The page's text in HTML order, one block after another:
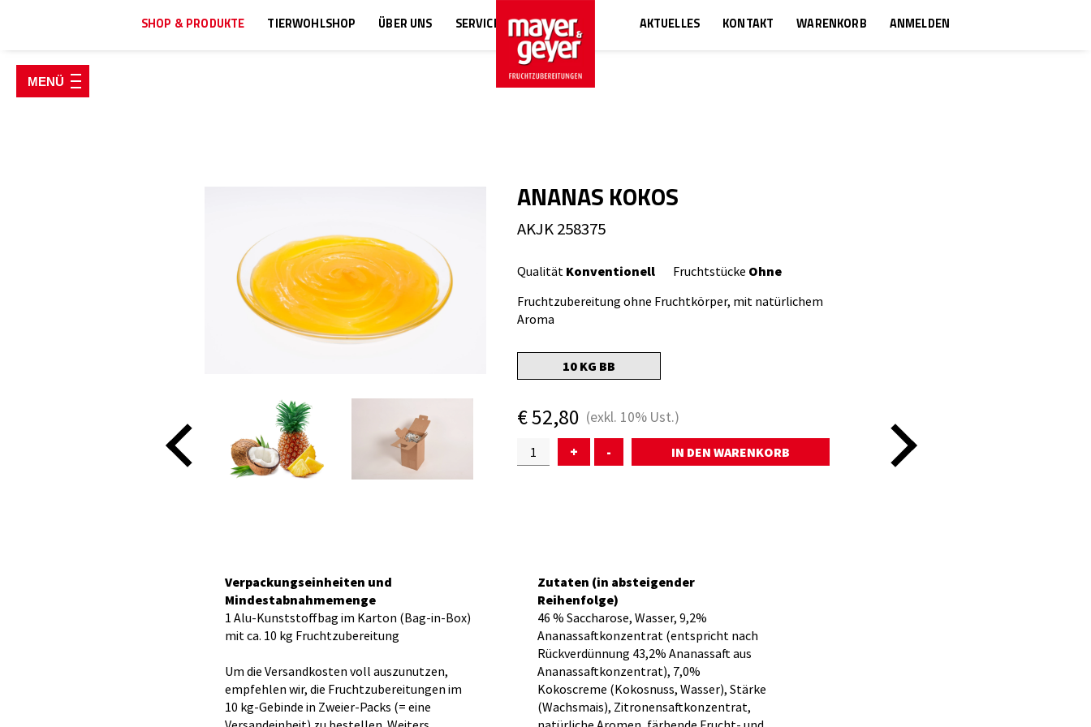
SHOP & PRODUKTE TIERWOHLSHOP ÜBER UNS SERVICE AKTUELLES KONTAKT WARENKORB ANMELDEN
ANANAS KOKOS
AKJK 258375
Qualität Konventionell Fruchtstücke Ohne
Fruchtzubereitung ohne Fruchtkörper, mit natürlichem
Aroma
10 KG BB
€52,80 (exkl. 10% Ust.)
+
-
Verpackungseinheiten und
Mindestabnahmemenge
1 Alu-Kunststoffbag im Karton (Bag-in-Box)
mit ca. 10 kg Fruchtzubereitung
Um die Versandkosten voll auszunutzen,
empfehlen wir, die Fruchtzubereitungen im
10 kg-Gebinde in Zweier-Packs (= eine
Zutaten (in absteigender
Reihenfolge)
46 % Saccharose, Wasser, 9,2%
Ananassaftkonzentrat (entspricht nach
Rückverdünnung 43,2% Ananassaft aus
Ananassaftkonzentrat), 7,0%
Kokoscreme (Kokosnuss, Wasser), Stärke
(Wachsmais), Zitronensaftkonzentrat,